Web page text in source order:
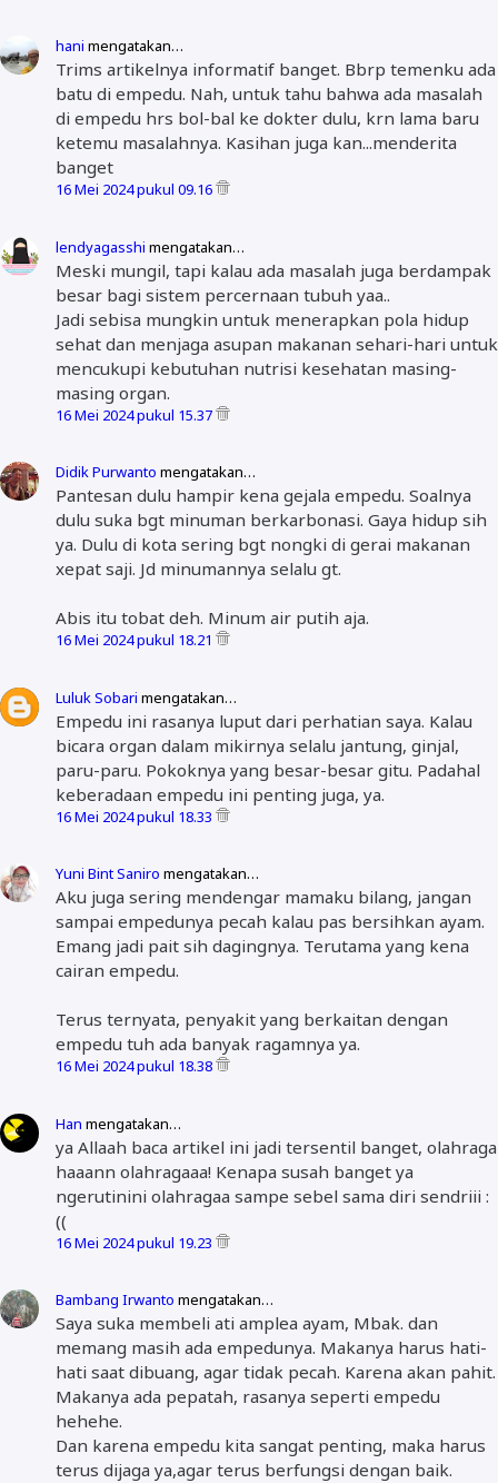
hani mengatakan…
Trims artikelnya informatif banget. Bbrp temenku ada
batu di empedu. Nah, untuk tahu bahwa ada masalah
di empedu hrs bol-bal ke dokter dulu, krn lama baru
ketemu masalahnya. Kasihan juga kan...menderita
banget
16 Mei 2024 pukul 09.16
lendyagasshi mengatakan…
Meski mungil, tapi kalau ada masalah juga berdampak
besar bagi sistem percernaan tubuh yaa..
Jadi sebisa mungkin untuk menerapkan pola hidup
sehat dan menjaga asupan makanan sehari-hari untuk
mencukupi kebutuhan nutrisi kesehatan masing-
masing organ.
16 Mei 2024 pukul 15.37
Didik Purwanto mengatakan…
Pantesan dulu hampir kena gejala empedu. Soalnya
dulu suka bgt minuman berkarbonasi. Gaya hidup sih
ya. Dulu di kota sering bgt nongki di gerai makanan
xepat saji. Jd minumannya selalu gt.
Abis itu tobat deh. Minum air putih aja.
16 Mei 2024 pukul 18.21
Luluk Sobari mengatakan…
Empedu ini rasanya luput dari perhatian saya. Kalau
bicara organ dalam mikirnya selalu jantung, ginjal,
paru-paru. Pokoknya yang besar-besar gitu. Padahal
keberadaan empedu ini penting juga, ya.
16 Mei 2024 pukul 18.33
Yuni Bint Saniro mengatakan…
Aku juga sering mendengar mamaku bilang, jangan
sampai empedunya pecah kalau pas bersihkan ayam.
Emang jadi pait sih dagingnya. Terutama yang kena
cairan empedu.
Terus ternyata, penyakit yang berkaitan dengan
empedu tuh ada banyak ragamnya ya.
16 Mei 2024 pukul 18.38
Han mengatakan…
ya Allaah baca artikel ini jadi tersentil banget, olahraga
haaann olahragaaa! Kenapa susah banget ya
ngerutinini olahragaa sampe sebel sama diri sendriii :
((
16 Mei 2024 pukul 19.23
Bambang Irwanto mengatakan…
Saya suka membeli ati amplea ayam, Mbak. dan
memang masih ada empedunya. Makanya harus hati-
hati saat dibuang, agar tidak pecah. Karena akan pahit.
Makanya ada pepatah, rasanya seperti empedu
hehehe.
Dan karena empedu kita sangat penting, maka harus
terus dijaga ya,agar terus berfungsi dengan baik.